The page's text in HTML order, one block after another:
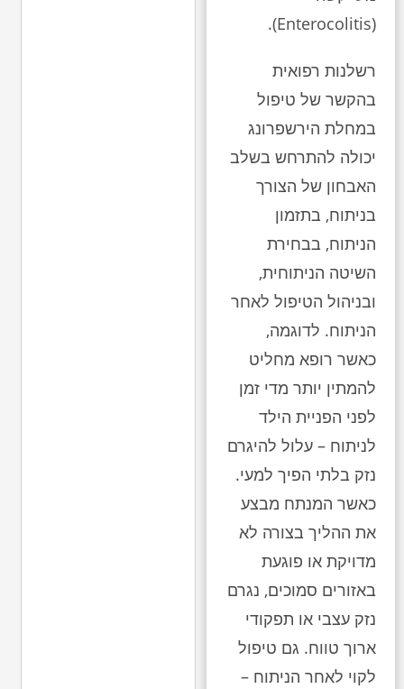
(Enterocolitis).
רשלנות רפואית
בהקשר של טיפול
במחלת הירשפרונג
יכולה להתרחש בשלב
האבחון של הצורך
בניתוח, בתזמון
הניתוח, בבחירת
השיטה הניתוחית,
ובניהול הטיפול לאחר
הניתוח. לדוגמה,
כאשר רופא מחליט
להמתין יותר מדי זמן
לפני הפניית הילד
לניתוח – עלול להיגרם
נזק בלתי הפיך למעי.
כאשר המנתח מבצע
את ההליך בצורה לא
מדויקת או פוגעת
באזורים סמוכים, נגרם
נזק עצבי או תפקודי
ארוך טווח. גם טיפול
לקוי לאחר הניתוח –